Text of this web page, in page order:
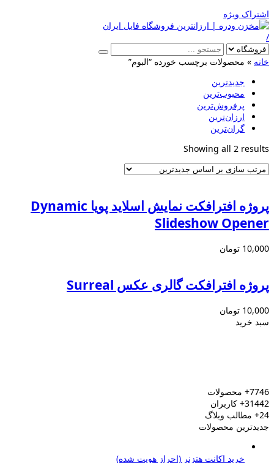
اشتراک ویژه
/
خانه » محصولات برچسب خورده “البوم”
جدیدترین
محبوب‌ترین
پرفروش‌ترین
ارزان‌ترین
گران‌ترین
Showing all 2 results
Sorted
latest
پروژه افترافکت نمایش اسلاید پویا Dynamic
Slideshow Opener
10,000 تومان
پروژه افترافکت گالری عکس Surreal
10,000 تومان
سبد خرید
7746+
محصولات
31442+
کاربران
24+
مطالب وبلاگ
جدیدترین محصولات
خرید اکانت هتزنر (احراز هویت شده)